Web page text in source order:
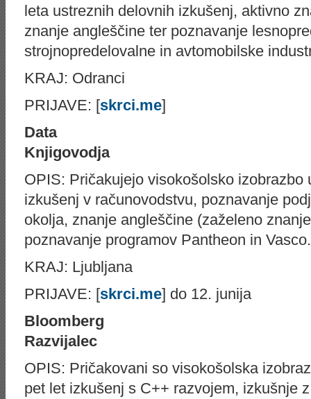
leta ustreznih delovnih izkušenj, aktivno
znanje angleščine ter poznavanje
strojnopredelovalne in avtomobilske
KRAJ: Odranci
PRIJAVE: [skrci.me]
Data
Knjigovodja
OPIS: Pričakujejo visokošolsko izobrazbo
izkušenj v računovodstvu, poznavanje
okolja, znanje angleščine (zaželeno
poznavanje programov Pantheon in Vasco.
KRAJ: Ljubljana
PRIJAVE: [skrci.me] do 12. junija
Bloomberg
Razvijalec
OPIS: Pričakovani so visokošolska
pet let izkušenj s C++ razvojem, izkušnje